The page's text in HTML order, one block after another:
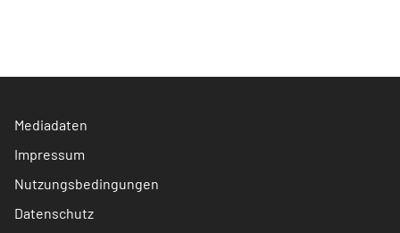
Mediadaten
Impressum
Nutzungsbedingungen
Datenschutz